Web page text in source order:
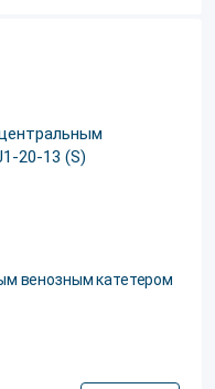
венозным катетером